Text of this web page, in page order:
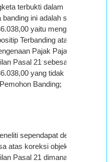
terbukti dalam
ini adalah sebesar
yaitu mengenai
Terbanding atas
Pajak Pajak
Pasal 21 sebesar
yang tidak
Banding;
sependapat dengan
atas koreksi objek Pajak
Pasal 21 dimana